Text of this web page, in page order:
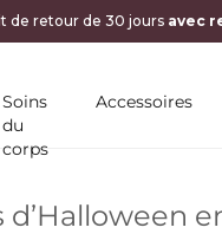
RÉDUCTION SUR VOTRE
Soins
du
corps
Accessoires
d’Halloween